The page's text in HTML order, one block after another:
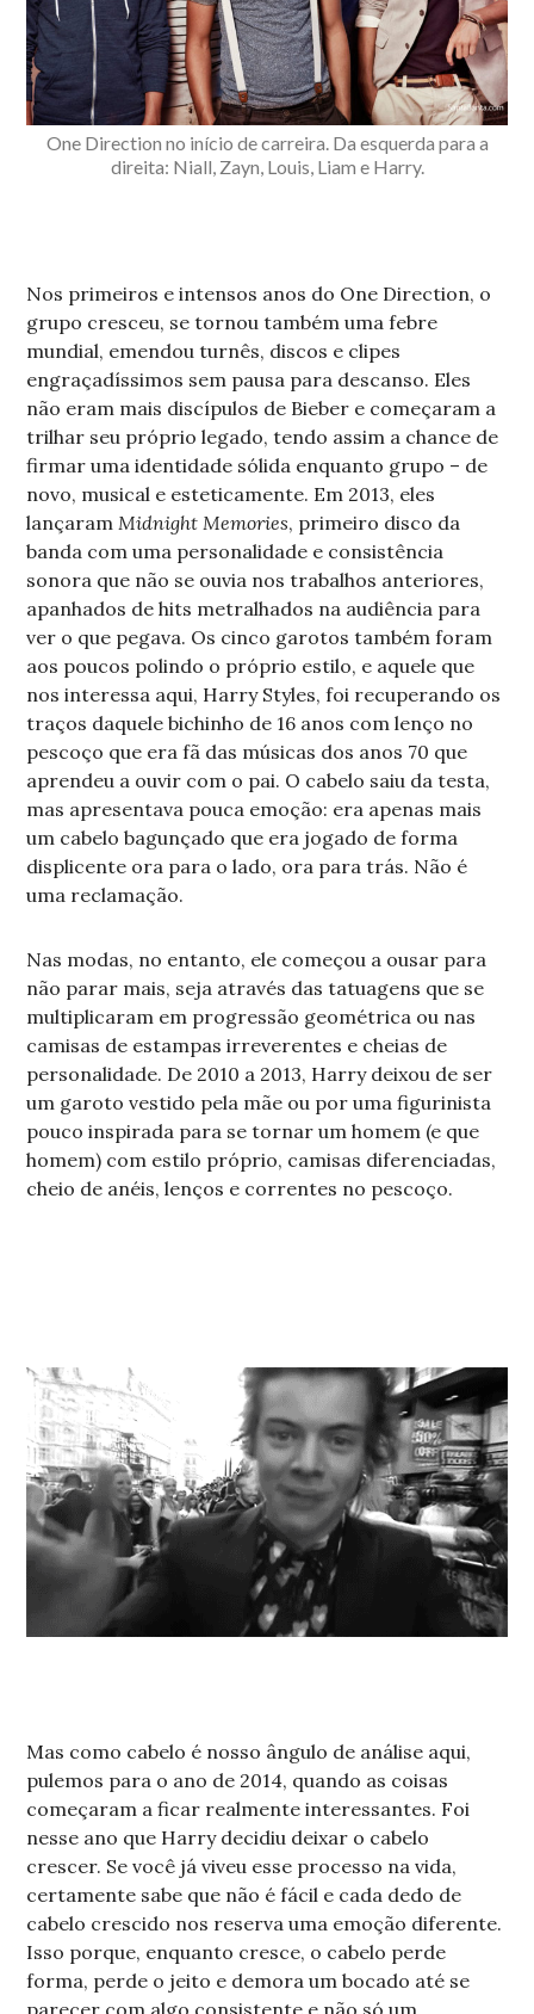
One Direction no início de carreira. Da esquerda para a
direita: Niall, Zayn, Louis, Liam e Harry.
Nos primeiros e intensos anos do One Direction, o
grupo cresceu, se tornou também uma febre
mundial, emendou turnês, discos e clipes
engraçadíssimos sem pausa para descanso. Eles
não eram mais discípulos de Bieber e começaram a
trilhar seu próprio legado, tendo assim a chance de
firmar uma identidade sólida enquanto grupo – de
novo, musical e esteticamente. Em 2013, eles
lançaram Midnight Memories, primeiro disco da
banda com uma personalidade e consistência
sonora que não se ouvia nos trabalhos anteriores,
apanhados de hits metralhados na audiência para
ver o que pegava. Os cinco garotos também foram
aos poucos polindo o próprio estilo, e aquele que
nos interessa aqui, Harry Styles, foi recuperando os
traços daquele bichinho de 16 anos com lenço no
pescoço que era fã das músicas dos anos 70 que
aprendeu a ouvir com o pai. O cabelo saiu da testa,
mas apresentava pouca emoção: era apenas mais
um cabelo bagunçado que era jogado de forma
displicente ora para o lado, ora para trás. Não é
uma reclamação.
Nas modas, no entanto, ele começou a ousar para
não parar mais, seja através das tatuagens que se
multiplicaram em progressão geométrica ou nas
camisas de estampas irreverentes e cheias de
personalidade. De 2010 a 2013, Harry deixou de ser
um garoto vestido pela mãe ou por uma figurinista
pouco inspirada para se tornar um homem (e que
homem) com estilo próprio, camisas diferenciadas,
cheio de anéis, lenços e correntes no pescoço.
Mas como cabelo é nosso ângulo de análise aqui,
pulemos para o ano de 2014, quando as coisas
começaram a ficar realmente interessantes. Foi
nesse ano que Harry decidiu deixar o cabelo
crescer. Se você já viveu esse processo na vida,
certamente sabe que não é fácil e cada dedo de
cabelo crescido nos reserva uma emoção diferente.
Isso porque, enquanto cresce, o cabelo perde
forma, perde o jeito e demora um bocado até se